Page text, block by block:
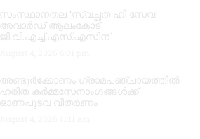
സംസ്ഥാനതല ‘സ്വച്ഛത ഹി സേവ’
അവാർഡ് ആലംകോട്
ജി.വി.എച്ച്.എസ്.എസിന്
അണ്ടൂർക്കോണം ഗ്രാമപഞ്ചായത്തിൽ
ഹരിത കർമ്മസേനാംഗങ്ങൾക്ക്
ഓണപുടവ വിതരണം